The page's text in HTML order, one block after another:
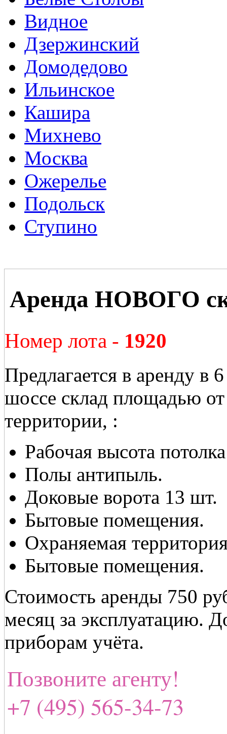
Видное
Дзержинский
Домодедово
Ильинское
Кашира
Михнево
Москва
Ожерелье
Подольск
Ступино
Аренда НОВОГО
Номер лота - 1920
Предлагается в аренду
шоссе склад площадью
территории, :
Рабочая высота
Полы антипыль.
Доковые ворота 13 шт.
Бытовые помещения.
Охраняемая
Бытовые помещения.
Стоимость аренды 750
месяц за эксплуатацию.
приборам учёта.
Позвоните агенту!
+7 (495) 565-34-73